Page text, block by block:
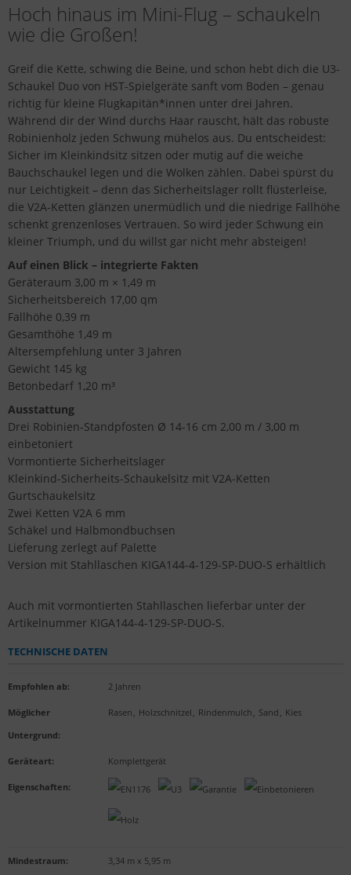
Hoch hinaus im Mini-Flug – schaukeln
wie die Großen!
Greif die Kette, schwing die Beine, und schon hebt dich die U3-
Schaukel Duo von HST-Spielgeräte sanft vom Boden – genau
richtig für kleine Flugkapitän*innen unter drei Jahren.
Während dir der Wind durchs Haar rauscht, hält das robuste
Robinienholz jeden Schwung mühelos aus. Du entscheidest:
Sicher im Kleinkindsitz sitzen oder mutig auf die weiche
Bauchschaukel legen und die Wolken zählen. Dabei spürst du
nur Leichtigkeit – denn das Sicherheitslager rollt flüsterleise,
die V2A-Ketten glänzen unermüdlich und die niedrige Fallhöhe
schenkt grenzenloses Vertrauen. So wird jeder Schwung ein
kleiner Triumph, und du willst gar nicht mehr absteigen!
Auf einen Blick – integrierte Fakten
Geräteraum 3,00 m × 1,49 m
Sicherheitsbereich 17,00 qm
Fallhöhe 0,39 m
Gesamthöhe 1,49 m
Altersempfehlung unter 3 Jahren
Gewicht 145 kg
Betonbedarf 1,20 m³
Ausstattung
Drei Robinien-Standpfosten Ø 14-16 cm 2,00 m / 3,00 m
einbetoniert
Vormontierte Sicherheitslager
Kleinkind-Sicherheits-Schaukelsitz mit V2A-Ketten
Gurtschaukelsitz
Zwei Ketten V2A 6 mm
Schäkel und Halbmondbuchsen
Lieferung zerlegt auf Palette
Version mit Stahllaschen KIGA144-4-129-SP-DUO-S erhältlich
Auch mit vormontierten Stahllaschen lieferbar unter der
Artikelnummer KIGA144-4-129-SP-DUO-S.
TECHNISCHE DATEN
Empfohlen ab: 2 Jahren
Möglicher
Untergrund:
Rasen , Holzschnitzel , Rindenmulch , Sand , Kies
Geräteart: Komplettgerät
Eigenschaften:
Mindestraum: 3,34 m x 5,95 m